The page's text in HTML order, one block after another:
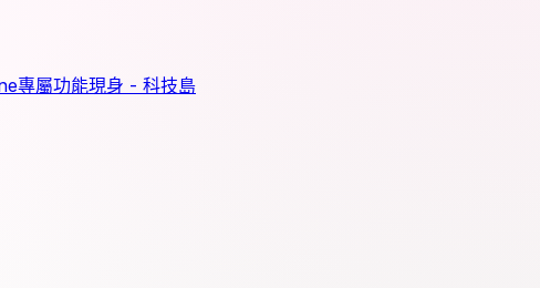
專屬功能現身 - 科技島